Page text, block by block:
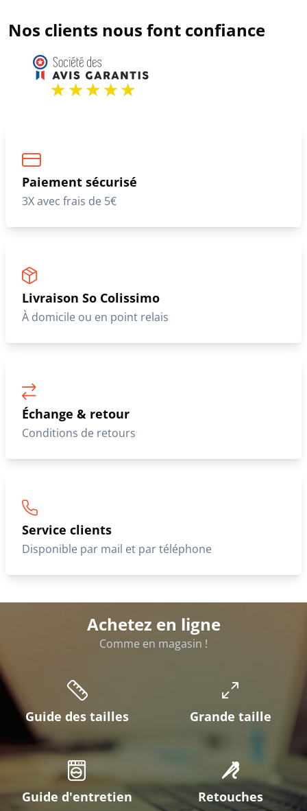
Nos clients nous font confiance
Paiement sécurisé
3X avec frais de 5€
Livraison So Colissimo
À domicile ou en point relais
Échange & retour
Conditions de retours
Service clients
Disponible par mail et par téléphone
Achetez en ligne
Comme en magasin !
Guide des tailles Grande taille
Guide d'entretien Retouches